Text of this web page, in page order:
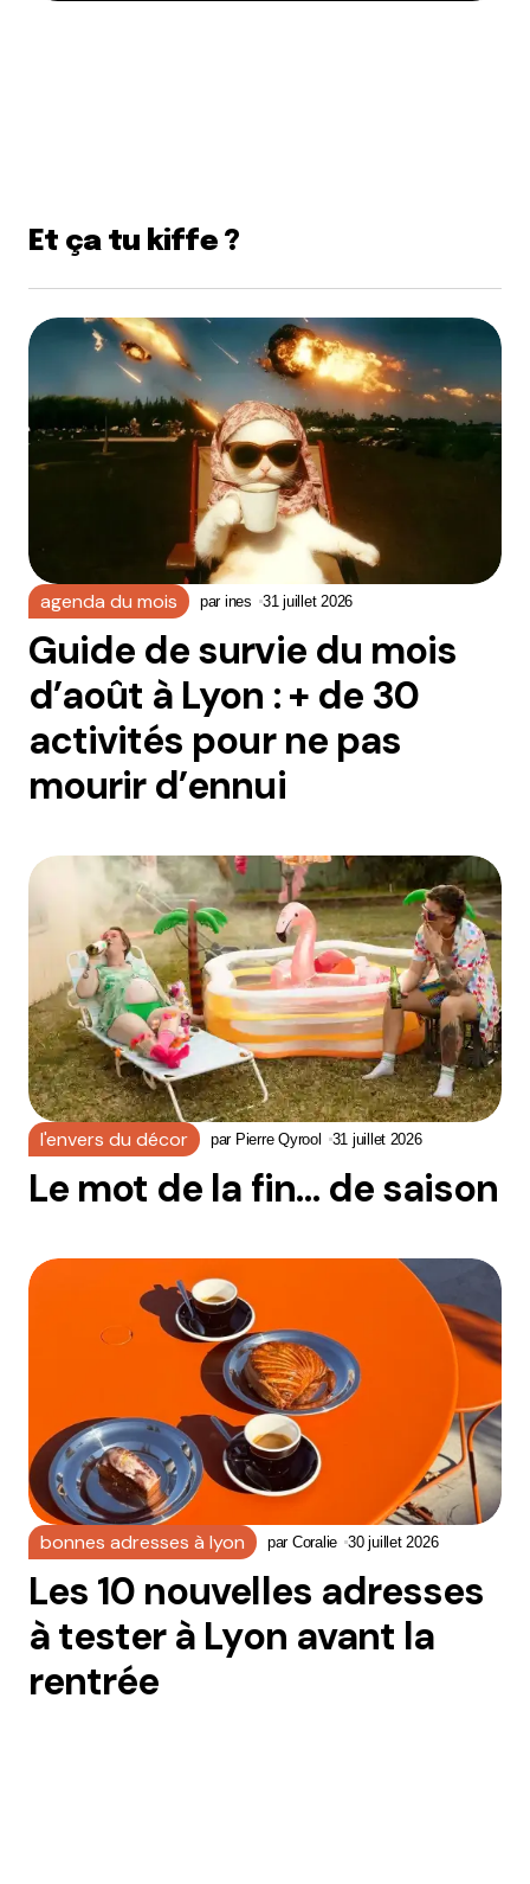
Et ça tu kiffe ?
agenda du mois par ines 31 juillet 2026
Guide de survie du mois
d’août à Lyon : + de 30
activités pour ne pas
mourir d’ennui
l'envers du décor par Pierre Qyrool 31 juillet 2026
Le mot de la fin… de saison
bonnes adresses à lyon par Coralie 30 juillet 2026
Les 10 nouvelles adresses
à tester à Lyon avant la
rentrée